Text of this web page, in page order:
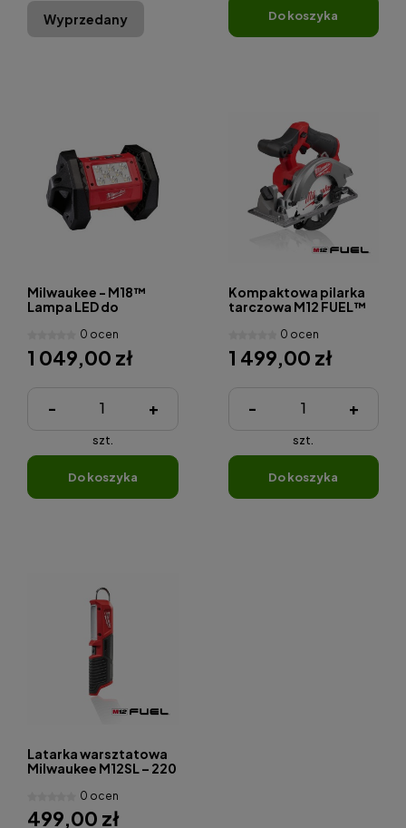
Wyprzedany do koszyka
Milwaukee - M18™
Lampa LED do
powierzchni -M18 AL
0 ocen
1 049,00 zł
- +
szt.
do koszyka
Kompaktowa pilarka
tarczowa M12 FUEL™
0 ocen
1 499,00 zł
- +
szt.
do koszyka
Latarka warsztatowa
Milwaukee M12SL – 220
0 ocen
499,00 zł